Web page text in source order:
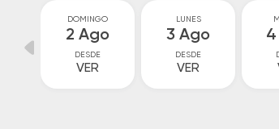
DOMINGO
2 Ago
DESDE
VER
LUNES
3 Ago
DESDE
VER
4